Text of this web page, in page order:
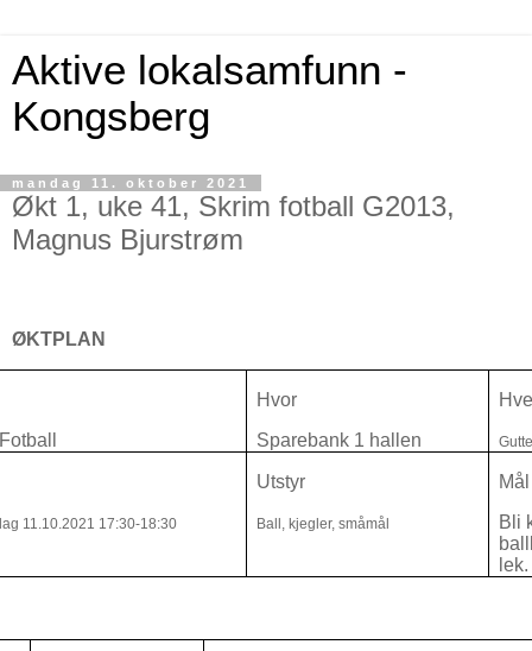
Aktive lokalsamfunn -
Kongsberg
mandag 11. oktober 2021
Økt 1, uke 41, Skrim fotball G2013,
Magnus Bjurstrøm
ØKTPLAN
Hvor
Sparebank 1 hallen
11.10.2021 17:30-18:30
Utstyr
Ball, kjegler, småmål
Mål
Bli
lek.